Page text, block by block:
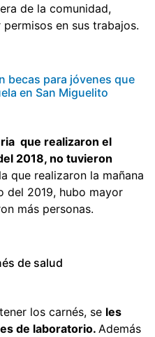
de la comunidad,
en sus trabajos.
becas para jóvenes que
en San Miguelito
que realizaron el
2018, no tuvieron
que realizaron la mañana
del 2019, hubo mayor
más personas.
de salud
los carnés, se les
de laboratorio. Además